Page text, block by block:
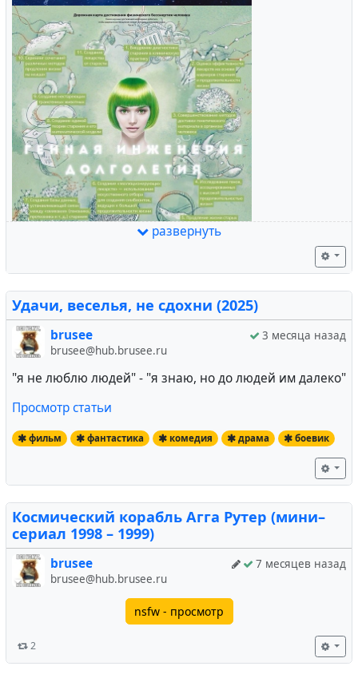
развернуть
Удачи, веселья, не сдохни (2025)
3 месяца назад
brusee
brusee@hub.brusee.ru
"я не люблю людей" - "я знаю, но до людей им далеко"
Просмотр статьи
фильм фантастика комедия драма боевик
Космический корабль Агга Рутер (мини–
сериал 1998 – 1999)
7 месяцев назад
brusee
brusee@hub.brusee.ru
nsfw - просмотр
2